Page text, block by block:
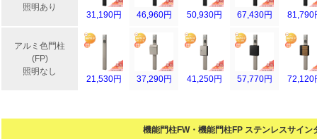
照明あり
31,190円 46,960円 50,930円 67,430円 81,790
アルミ色門柱
(FP)
照明なし
21,530円 37,290円 41,250円 57,770円 72,120
機能門柱FW・機能門柱FP ステンレスサイン